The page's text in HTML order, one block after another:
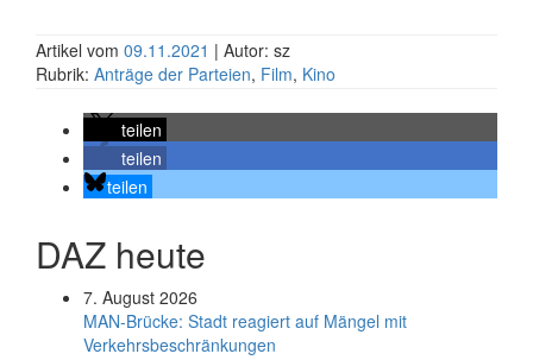
Artikel vom 09.11.2021 | Autor: sz
Rubrik: Anträge der Parteien, Film, Kino
teilen
teilen
teilen
DAZ heute
7. August 2026
MAN-Brücke: Stadt reagiert auf Mängel mit
Verkehrsbeschränkungen